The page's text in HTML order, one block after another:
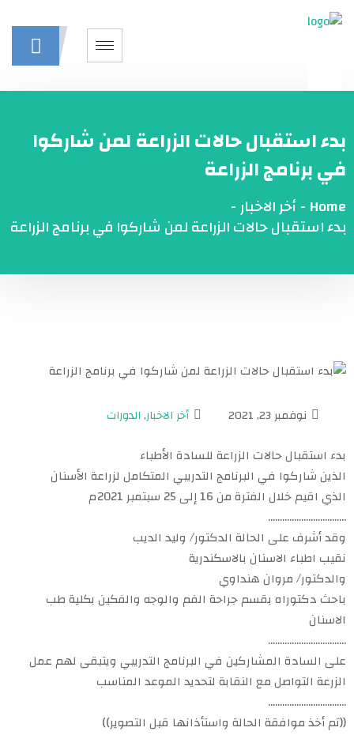
بدء استقبال حالات الزراعة لمن شاركوا
في برنامج الزراعة
Home
-أخر الاخبار-
بدء استقبال حالات الزراعة لمن شاركوا في برنامج الزراعة
نوفمبر 23, 2021 أخر الاخبار,الدورات
بدء استقبال حالات الزراعة للسادة الأطباء
الذين شاركوا في البرنامج التدريبي المتكامل لزراعة الأسنان
الذي اقيم خلال الفترة من 16 إلى 25 سبتمبر 2021م
……………………………
وقد أشرف على الحالة الدكتور/ وليد الديب
نقيب اطباء الاسنان بالاسكندرية
والدكتور/ مروان هنداوي
باحث دكتوراه بقسم جراحة الفم والوجه والفكين بكلية طب
الاسنان
……………………………
على السادة المشاركين في البرنامج التدريبي ويتبقى لهم عمل
الزرعة التواصل مع النقابة لتحديد الموعد المناسب
……………………………
((تم أخذ موافقة الحالة واستأذانها قبل التصوير))